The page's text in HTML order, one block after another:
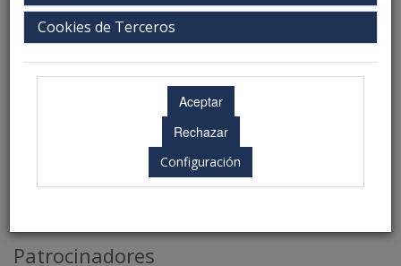
Cookies de Terceros
Configuración
Patrocinadores